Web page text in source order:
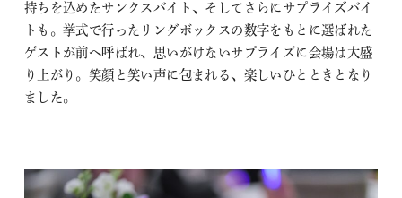
持ちを込めたサンクスバイト、そしてさらにサプライズバイ
トも。挙式で行ったリングボックスの数字をもとに選ばれた
ゲストが前へ呼ばれ、思いがけないサプライズに会場は大盛
り上がり。笑顔と笑い声に包まれる、楽しいひとときとなり
ました。